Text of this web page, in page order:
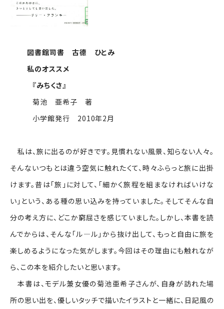
図書館司書 古德 ひとみ
私のオススメ
『みちくさ』
菊池 亜希子 著
小学館発行 2010年2月
私は、旅に出るのが好きです。見慣れない風景、知らない人々。
そんないつもとは違う空気に触れたくて、時々ふらっと旅に出掛
けます。昔は「旅」に対して、「細かく旅程を組まなければいけな
い」という、ある種の思い込みを持っていました。そしてそんな自
分の考え方に、どこか窮屈さを感じていました。しかし、本書を読
んでからは、そんな「ル―ル」から抜け出して、もっと自由に旅を
楽しめるようになった気がします。今回はその理由にも触れなが
ら、この本を紹介したいと思います。
本書は、モデル兼女優の菊池亜希子さんが、自身が訪れた場
所の思い出を、優しいタッチで描いたイラストと一緒に、日記風の